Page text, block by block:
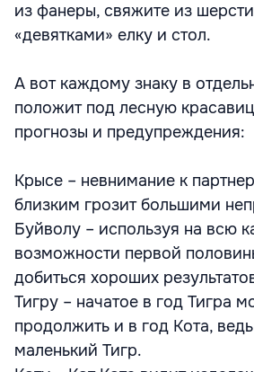
из фанеры, свяжите из
«девятками» елку и стол.
А вот каждому знаку в
положит под лесную
прогнозы и предупреждения:
Крысе – невнимание к
близким грозит большими
Буйволу – используя на всю
возможности первой
добиться хороших
Тигру – начатое в год Тигра
продолжить и в год Кота,
маленький Тигр.